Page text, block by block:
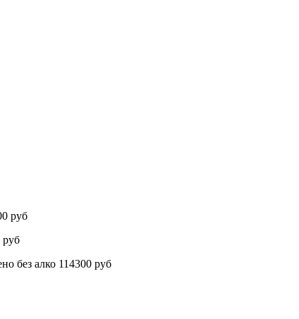
руб
без алко 114300 руб